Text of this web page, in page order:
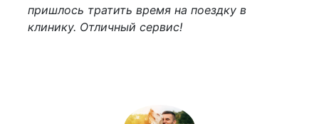
пришлось тратить время на поездку в
клинику. Отличный сервис!